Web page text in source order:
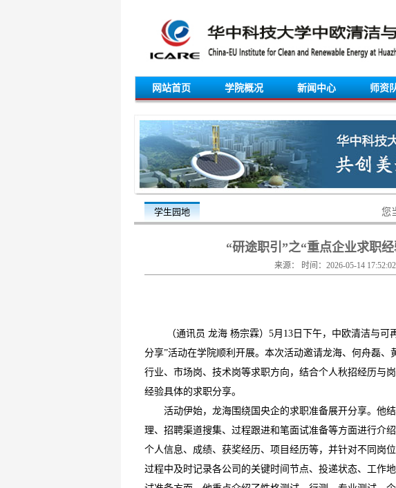
网站首页 学院概况 新闻中心 师资
学生园地 您
“研途职引”之“重点企业求职
来源： 时间：2026-05-14
（通讯员 龙海 杨宗霖）5月13日下午，中欧清洁与可
分享”活动在学院顺利开展。本次活动邀请龙海、何舟磊
行业、市场岗、技术岗等求职方向，结合个人秋招经历与
经验具体的求职分享。
活动伊始，龙海围绕国央企的求职准备展开分享。他
理、招聘渠道搜集、过程跟进和笔面试准备等方面进行介
个人信息、成绩、获奖经历、项目经历等，并针对不同岗
过程中及时记录各公司的关键时间节点、投递状态、工作